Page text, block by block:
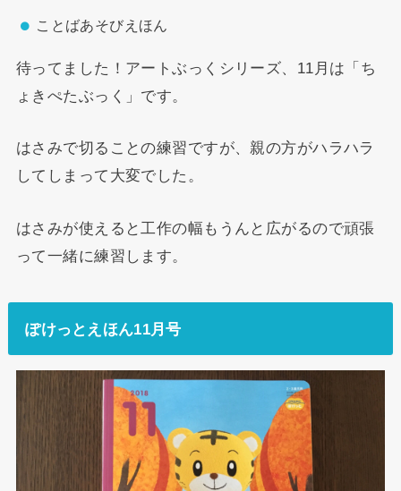
ことばあそびえほん
待ってました！アートぶっくシリーズ、11月は「ち
ょきぺたぶっく」です。
はさみで切ることの練習ですが、親の方がハラハラ
してしまって大変でした。
はさみが使えると工作の幅もうんと広がるので頑張
って一緒に練習します。
ぽけっとえほん11月号